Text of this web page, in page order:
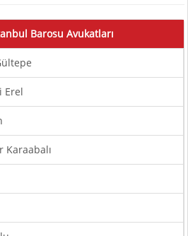
Barosu Avukatları
Erel
Karaabalı